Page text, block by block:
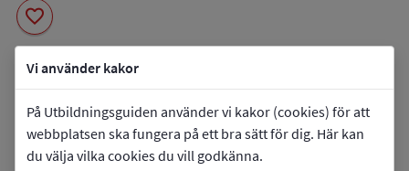
Vi använder kakor
På Utbildningsguiden använder vi kakor (cookies) för att
webbplatsen ska fungera på ett bra sätt för dig. Här kan
du välja vilka cookies du vill godkänna.
favorite
Designgymnasiet Göteborg
book_5
Programmet saknar inriktningar.
Programmet finns också som